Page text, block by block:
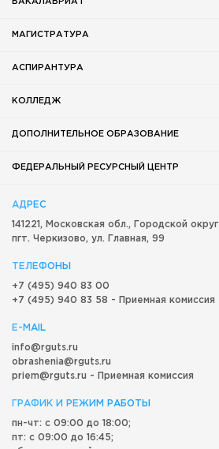
МАГИСТРАТУРА
АСПИРАНТУРА
КОЛЛЕДЖ
ДОПОЛНИТЕЛЬНОЕ ОБРАЗОВАНИЕ
ФЕДЕРАЛЬНЫЙ РЕСУРСНЫЙ ЦЕНТР
АДРЕС
141221, Московская обл., Городской округ
пгт. Черкизово, ул. Главная, 99
ТЕЛЕФОНЫ
+7 (495) 940 83 00
+7 (495) 940 83 58 - Приемная комиссия
E-MAIL
info@rguts.ru
obrashenia@rguts.ru
priem@rguts.ru - Приемная комиссия
ГРАФИК И РЕЖИМ РАБОТЫ
пн-чт: с 09:00 до 18:00;
пт: с 09:00 до 16:45;